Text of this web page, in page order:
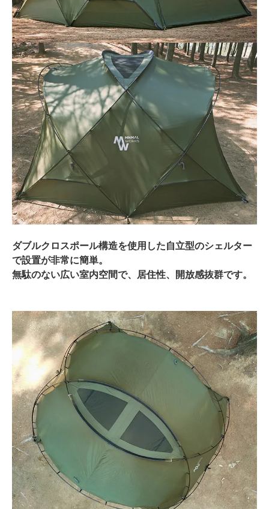
ダブルクロスポール構造を使用した自立型のシェルター
で設置が非常に簡単。
無駄のない広い室内空間で、居住性、開放感抜群です。